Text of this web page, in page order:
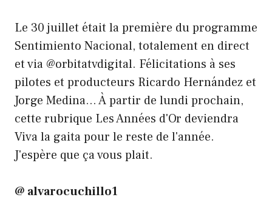
Le 30 juillet était la première du programme
Sentimiento Nacional, totalement en direct
et via @orbitatvdigital. Félicitations à ses
pilotes et producteurs Ricardo Hernández et
Jorge Medina… À partir de lundi prochain,
cette rubrique Les Années d'Or deviendra
Viva la gaita pour le reste de l'année.
J'espère que ça vous plait.
@ alvarocuchillo1